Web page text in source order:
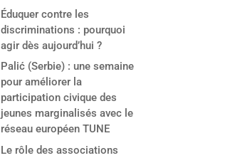
Éduquer contre les
discriminations : pourquoi
agir dès aujourd’hui ?
Palić (Serbie) : une semaine
pour améliorer la
participation civique des
jeunes marginalisés avec le
réseau européen TUNE
Le rôle des associations